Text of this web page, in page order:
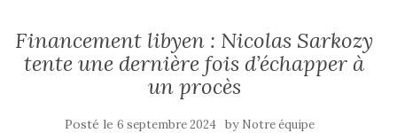
Financement libyen : Nicolas Sarkozy
tente une dernière fois d’échapper à
un procès
Posté le 6 septembre 2024 by Notre équipe